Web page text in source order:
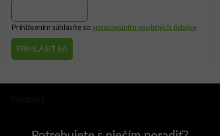
Prihlásením súhlasíte so spracovaním osobných údajov
PRIHLÁSIŤ SA
Z